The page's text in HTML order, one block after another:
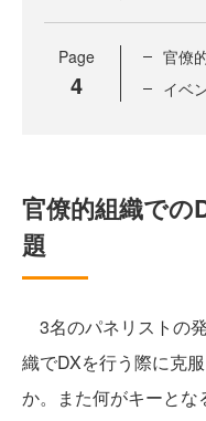
Page
4
官僚
イベ
官僚的組織での
題
3名のパネリストの
織でDXを行う際に克
か。また何がキーとな